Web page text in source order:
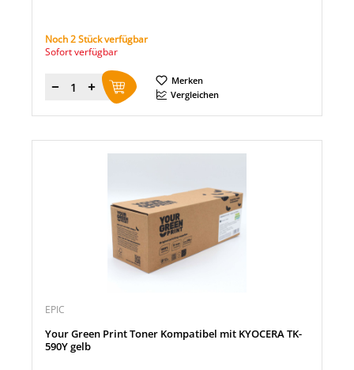
Noch 2 Stück verfügbar
Sofort verfügbar
Menge
Merken
Vergleichen
EPIC
Your Green Print Toner Kompatibel mit KYOCERA TK-
590Y gelb